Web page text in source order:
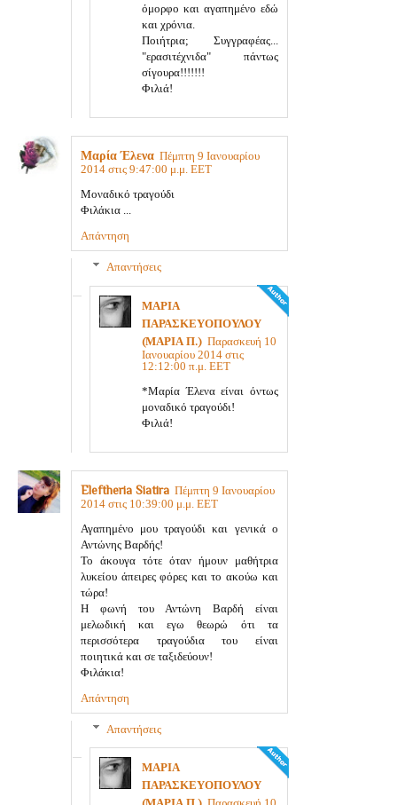
όμορφο και αγαπημένο εδώ
και χρόνια.
Ποιήτρια; Συγγραφέας...
"ερασιτέχνιδα" πάντως
σίγουρα!!!!!!!
Φιλιά!
Μαρία Έλενα Πέμπτη 9 Ιανουαρίου
2014 στις 9:47:00 μ.μ. EET
Μοναδικό τραγούδι
Φιλάκια ...
Απάντηση
Απαντήσεις
ΜΑΡΙΑ
ΠΑΡΑΣΚΕΥΟΠΟΥΛΟΥ
(ΜΑΡΙΑ Π.) Παρασκευή 10
Ιανουαρίου 2014 στις
12:12:00 π.μ. EET
*Μαρία Έλενα είναι όντως
μοναδικό τραγούδι!
Φιλιά!
Eleftheria Siatira Πέμπτη 9 Ιανουαρίου
2014 στις 10:39:00 μ.μ. EET
Αγαπημένο μου τραγούδι και γενικά ο
Αντώνης Βαρδής!
Το άκουγα τότε όταν ήμουν μαθήτρια
λυκείου άπειρες φόρες και το ακούω και
τώρα!
Η φωνή του Αντώνη Βαρδή είναι
μελωδική και εγω θεωρώ ότι τα
περισσότερα τραγούδια του είναι
ποιητικά και σε ταξιδεύουν!
Φιλάκια!
Απάντηση
Απαντήσεις
ΜΑΡΙΑ
ΠΑΡΑΣΚΕΥΟΠΟΥΛΟΥ